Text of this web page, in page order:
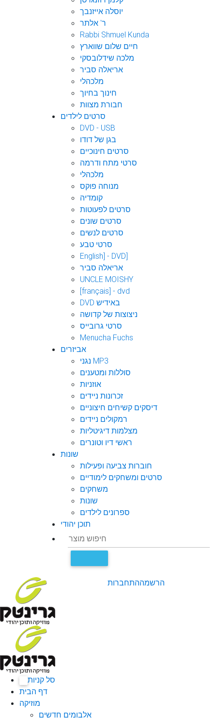
יוסלה אייזנבך
ר' אלתר
Rabbi Shmuel Kunda
חיים שלום שווארץ
מלכה שידלובסקי
אריאלה סביר
מלכהלי
חינוך בחיוך
חבורת מצוות
סרטים לילדים
DVD - USB
בגן של דודו
סרטים חינוכיים
סרטי מתח ודרמה
מלכהלי
מנוחה פוקס
קומדיה
סרטים לפעוטות
סרטים שונים
סרטים לנשים
סרטי טבע
English] - DVD]
אריאלה סביר
UNCLE MOISHY
[français] - dvd
DVD באידיש
ניצוצות של קדושה
סרטי גרובייס
Menucha Fuchs
אביזרים
נגני MP3
סוללות ומטענים
אוזניות
זכרונות ניידים
דיסקים קשיחים חיצוניים
רמקולים ניידים
מצלמות דיגיטליות
ראשי דיו וטונרים
שונות
חוברות צביעה ופעילות
סרטים ומשחקים לימודיים
משחקים
שונות
ספרונים לילדים
תוכן יהודי
התחברותהרשמה
סל קניות
דף הבית
מוזיקה
אלבומים חדשים